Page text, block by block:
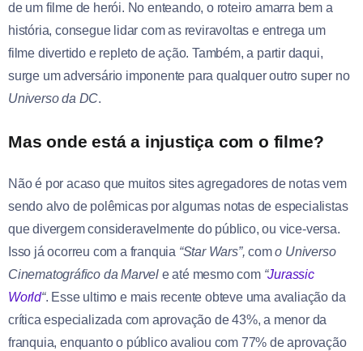
de um filme de herói. No enteando, o roteiro amarra bem a
história, consegue lidar com as reviravoltas e entrega um
filme divertido e repleto de ação. Também, a partir daqui,
surge um adversário imponente para qualquer outro super no
Universo da DC.
Mas onde está a injustiça com o filme?
Não é por acaso que muitos sites agregadores de notas vem
sendo alvo de polêmicas por algumas notas de especialistas
que divergem consideravelmente do público, ou vice-versa.
Isso já ocorreu com a franquia “Star Wars”,como Universo
Cinematográfico da Marvel e até mesmo com “Jurassic
World“. Esse ultimo e mais recente obteve uma avaliação da
crítica especializada com aprovação de 43%, a menor da
franquia, enquanto o público avaliou com 77% de aprovação